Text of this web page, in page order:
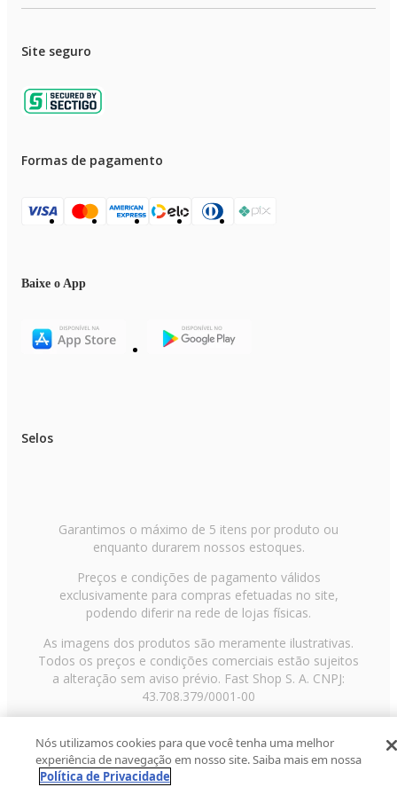
Site seguro
Formas de pagamento
Baixe o App
Selos
Garantimos o máximo de 5 itens por produto ou
enquanto durarem nossos estoques.
Preços e condições de pagamento válidos
exclusivamente para compras efetuadas no site,
podendo diferir na rede de lojas físicas.
As imagens dos produtos são meramente ilustrativas.
Todos os preços e condições comerciais estão sujeitos
a alteração sem aviso prévio. Fast Shop S. A. CNPJ:
43.708.379/0001-00
Paulo/SP, CEP 02029-001, Telefone: 11 3003-3728 ©
2013 Fast Shop - Todos os direitos reservadosRF
Nós utilizamos cookies para que você tenha uma melhor
experiência de navegação em nosso site. Saiba mais em nossa
Política de Privacidade